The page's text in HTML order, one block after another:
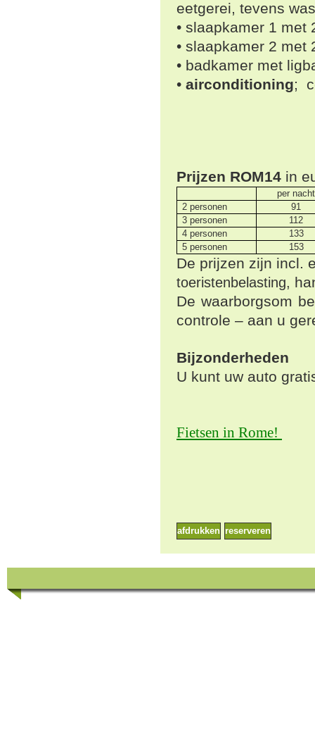
eetgerei, tevens
• slaapkamer 1 met
• slaapkamer 2 met
• badkamer met
• airconditioning;
Prijzen ROM14 in
per nacht
2 personen
91
3 personen
112
4 personen
133
5 personen
153
De prijzen zijn incl.
toeristenbelasting,
De waarborgsom
controle – aan u
Bijzonderheden
U kunt uw auto
Fietsen in Rome!